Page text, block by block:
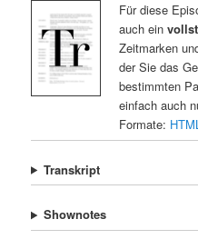
Für diese
auch ein
Zeitmarken
der Sie das
bestimmten
einfach auch
Formate:
Transkript
Shownotes